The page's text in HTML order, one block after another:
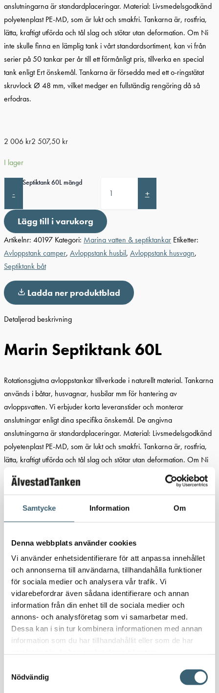
Samtycke Information Om
Denna webbplats använder cookies
Vi använder enhetsidentifierare för att anpassa innehållet
och annonserna till användarna, tillhandahålla funktioner
för sociala medier och analysera vår trafik. Vi
vidarebefordrar även sådana identifierare och annan
information från din enhet till de sociala medier och
annons- och analysföretag som vi samarbetar med.
Dessa kan i sin tur kombinera informationen med annan
information som du har tillhandahållit eller som de har
Nödvändig
anslutningarna är standardplaceringar. Material: Livsmedelsgodkänd
polyetenplast PE-MD, som är lukt och smakfri. Tankarna är, rostfria,
lätta, kraftigt utförda och tål slag och stötar utan deformation. Om Ni
inte skulle finna en lämplig tank i vårt standardsortiment, kan vi från
serier på 50 tankar per år till ett förmånligt pris, tillverka en special
tank enligt Ert önskemål. Tankarna är försedda med ett o-ringstätat
skruvlock Ø 48 mm, vilket medger en fullständig rengöring då så
erfodras.
2 006 kr2 507,50 kr
I lager
-
Marin Septiktank 60L mängd
+
Lägg till i varukorg
Artikelnr: 40197 Kategori: Marina vatten & septiktankar Etiketter:
Avloppstank camper, Avloppstank husbil, Avloppstank husvagn,
Septiktank båt
Ladda ner produktblad
Detaljerad beskrivning
Marin Septiktank 60L
Rotationsgjutna avloppstankar tillverkade i naturellt material. Tankarna
används i båtar, husvagnar, husbilar mm för hantering av
avloppsvatten. Vi erbjuder korta leveranstider och monterar
anslutningar enligt dina specifika önskemål. De angivna
anslutningarna är standardplaceringar. Material: Livsmedelsgodkänd
polyetenplast PE-MD, som är lukt och smakfri. Tankarna är, rostfria,
lätta, kraftigt utförda och tål slag och stötar utan deformation. Om Ni
inte skulle finna en lämplig tank i vårt standardsortiment, kan vi från
serier på 50 tankar per år till ett förmånligt pris, tillverka en special
skruvlock Ø 48 mm, vilket medger en fullständig rengöring då så
erfodras.
Specifikation Marin Septiktank 60L:
Material:PE
Utförande: Sluten
Typ av lock:48mm O-ringstätad skruvlock
Färg:Naturell
Volym (L):60
Längd (mm): 600